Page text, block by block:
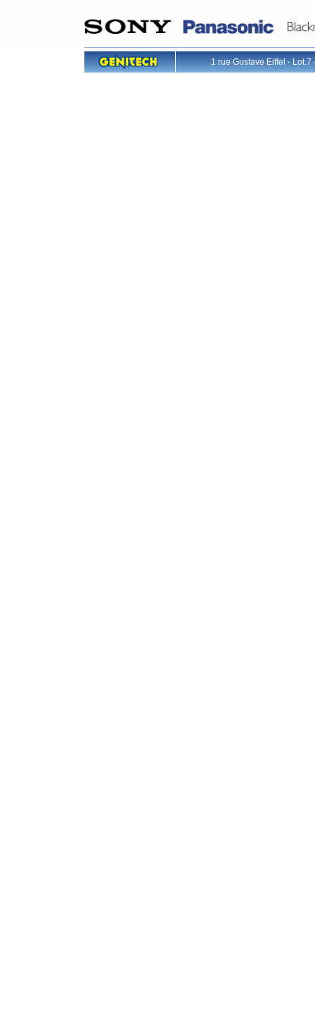
1 rue Gustave Eiffel -